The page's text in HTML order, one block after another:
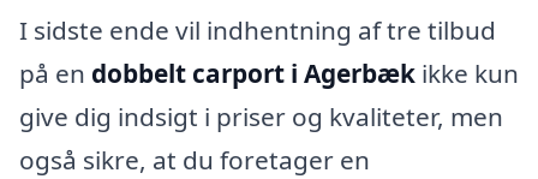
I sidste ende vil indhentning af tre tilbud
på en dobbelt carport i Agerbæk ikke kun
give dig indsigt i priser og kvaliteter, men
også sikre, at du foretager en